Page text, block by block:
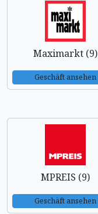
Maximarkt (9)
Geschäft ansehen
MPREIS (9)
Geschäft ansehen